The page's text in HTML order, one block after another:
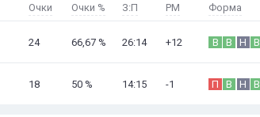
Очки Очки % З:П РМ Форма
24 66,67 % 26:14 +12 В В Н В
18 50 % 14:15 -1 П В Н В